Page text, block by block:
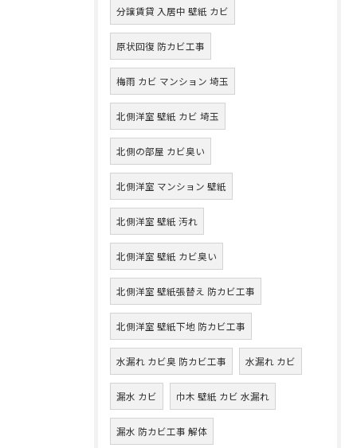
分譲賃貸 入居中 壁紙 カビ
原状回復 防カビ工事
梅雨 カビ マンション 埼玉
北側洋室 壁紙 カビ 埼玉
北側の部屋 カビ臭い
北側洋室 マンション 壁紙
北側洋室 壁紙 汚れ
北側洋室 壁紙 カビ臭い
北側洋室 壁紙張替え 防カビ工事
北側洋室 壁紙下地 防カビ工事
水漏れ カビ臭 防カビ工事 水漏れ カビ
漏水 カビ 巾木 壁紙 カビ 水漏れ
漏水 防カビ工事 解体